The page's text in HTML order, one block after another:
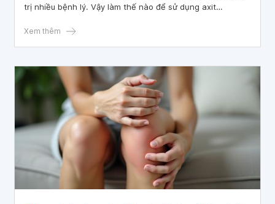
trị nhiều bệnh lý. Vậy làm thế nào để sử dụng axit
quý độc giả tham khảo bài viết dưới đây.
Xem thêm